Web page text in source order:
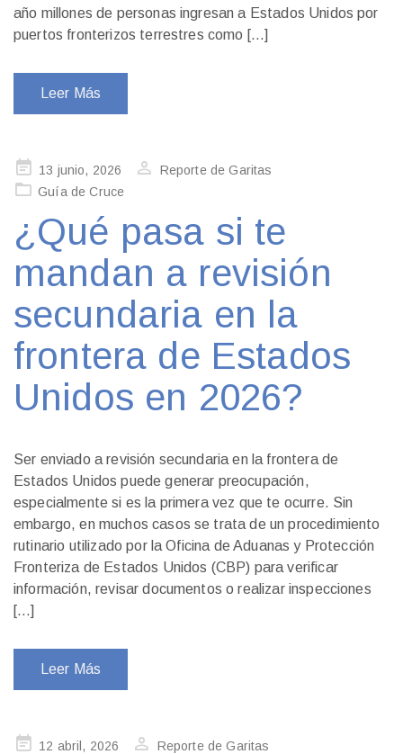
año millones de personas ingresan a Estados Unidos por
puertos fronterizos terrestres como […]
Leer Más
Publicado
en
13 junio, 2026
Reporte de Garitas
Guía de Cruce
¿Qué pasa si te
mandan a revisión
secundaria en la
frontera de Estados
Unidos en 2026?
Ser enviado a revisión secundaria en la frontera de
Estados Unidos puede generar preocupación,
especialmente si es la primera vez que te ocurre. Sin
embargo, en muchos casos se trata de un procedimiento
rutinario utilizado por la Oficina de Aduanas y Protección
Fronteriza de Estados Unidos (CBP) para verificar
información, revisar documentos o realizar inspecciones
[…]
Leer Más
Publicado
12 abril, 2026
Reporte de Garitas